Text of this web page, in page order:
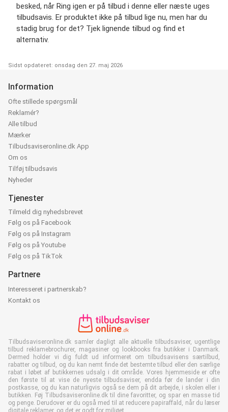
besked, når Ring igen er på tilbud i denne eller næste uges
tilbudsavis. Er produktet ikke på tilbud lige nu, men har du
stadig brug for det? Tjek lignende tilbud og find et
alternativ.
Sidst opdateret: onsdag den 27. maj 2026
Information
Ofte stillede spørgsmål
Reklamér?
Alle tilbud
Mærker
Tilbudsaviseronline.dk App
Om os
Tilføj tilbudsavis
Nyheder
Tjenester
Tilmeld dig nyhedsbrevet
Følg os på Facebook
Følg os på Instagram
Følg os på Youtube
Følg os på TikTok
Partnere
Interesseret i partnerskab?
Kontakt os
Tilbudsaviseronline.dk samler dagligt alle aktuelle tilbudsaviser, ugentlige
tilbud reklamebrochurer, magasiner og lookbooks fra butikker i Danmark.
Dermed holder vi dig fuldt ud informeret om tilbudsavisens særtilbud,
rabatter og tilbud, og du kan nemt finde det bestemte tilbud eller den særlige
rabat i løbet af butikkernes udsalg i dit område. Vores hjemmeside er ofte
den første til at vise de nyeste tilbudsaviser, endda før de lander i din
postkasse, og du kan naturligvis også se dem på dit arbejde, i skolen eller i
butikken. Føj Tilbudsaviseronline.dk til dine favoritter, og spar en masse tid
og penge. Derudover er du også med til at reducere papiraffald, når du læser
digitale reklamer, og det er godt for miljøet.